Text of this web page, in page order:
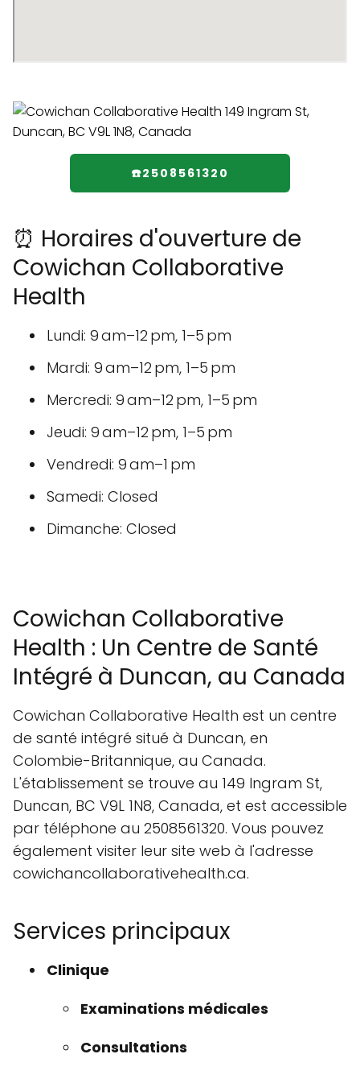
☎️2508561320
⏰ Horaires d'ouverture de
Cowichan Collaborative
Health
Lundi: 9 am–12 pm, 1–5 pm
Mardi: 9 am–12 pm, 1–5 pm
Mercredi: 9 am–12 pm, 1–5 pm
Jeudi: 9 am–12 pm, 1–5 pm
Vendredi: 9 am–1 pm
Samedi: Closed
Dimanche: Closed
Cowichan Collaborative
Health : Un Centre de Santé
Intégré à Duncan, au Canada
Cowichan Collaborative Health est un centre
de santé intégré situé à Duncan, en
Colombie-Britannique, au Canada.
L'établissement se trouve au 149 Ingram St,
Duncan, BC V9L 1N8, Canada, et est accessible
par téléphone au 2508561320. Vous pouvez
également visiter leur site web à l'adresse
cowichancollaborativehealth.ca.
Services principaux
Clinique
Examinations médicales
Consultations